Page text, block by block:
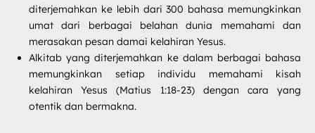
diterjemahkan ke lebih dari 300 bahasa memungkinkan
umat dari berbagai belahan dunia memahami dan
merasakan pesan damai kelahiran Yesus.
Alkitab yang diterjemahkan ke dalam berbagai bahasa
memungkinkan setiap individu memahami kisah
kelahiran Yesus (Matius 1:18-23) dengan cara yang
otentik dan bermakna.